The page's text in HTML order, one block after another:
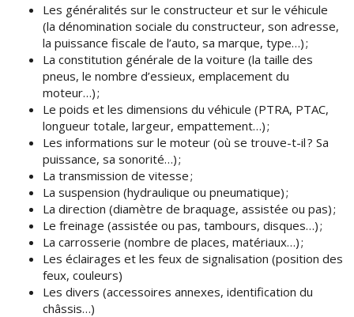
Les généralités sur le constructeur et sur le véhicule
(la dénomination sociale du constructeur, son adresse,
la puissance fiscale de l’auto, sa marque, type…) ;
La constitution générale de la voiture (la taille des
pneus, le nombre d’essieux, emplacement du
moteur…) ;
Le poids et les dimensions du véhicule (PTRA, PTAC,
longueur totale, largeur, empattement…) ;
Les informations sur le moteur (où se trouve-t-il ? Sa
puissance, sa sonorité…) ;
La transmission de vitesse ;
La suspension (hydraulique ou pneumatique) ;
La direction (diamètre de braquage, assistée ou pas) ;
Le freinage (assistée ou pas, tambours, disques…) ;
La carrosserie (nombre de places, matériaux…) ;
Les éclairages et les feux de signalisation (position des
feux, couleurs)
Les divers (accessoires annexes, identification du
châssis…)